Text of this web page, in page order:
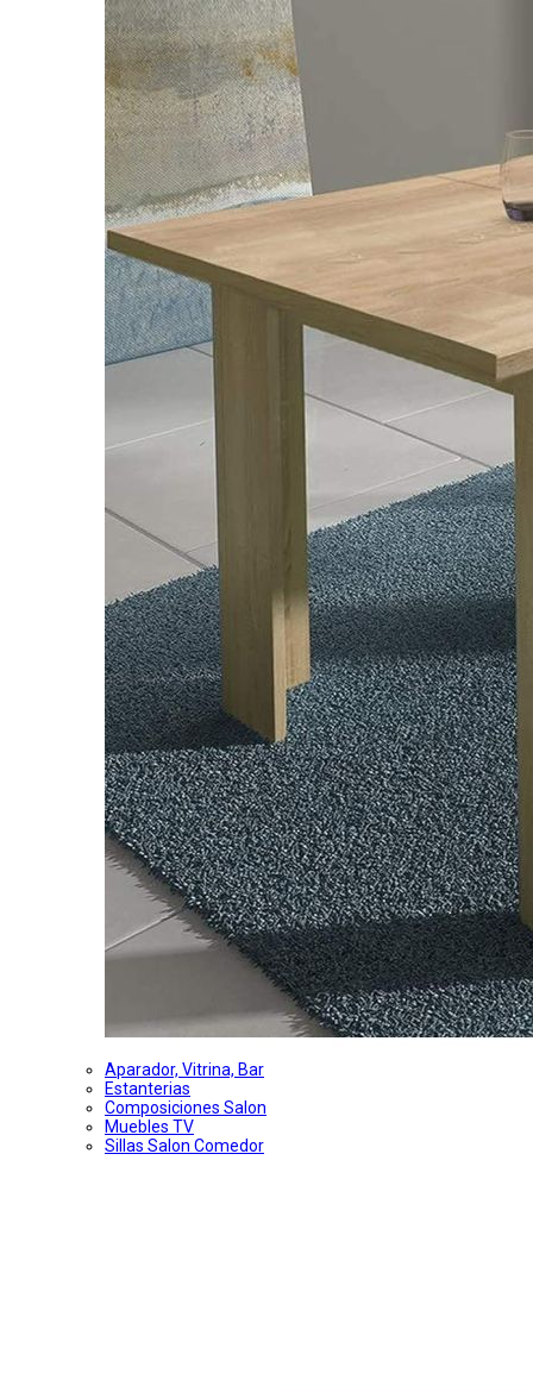
Aparador, Vitrina, Bar
Estanterias
Composiciones Salon
Muebles TV
Sillas Salon Comedor